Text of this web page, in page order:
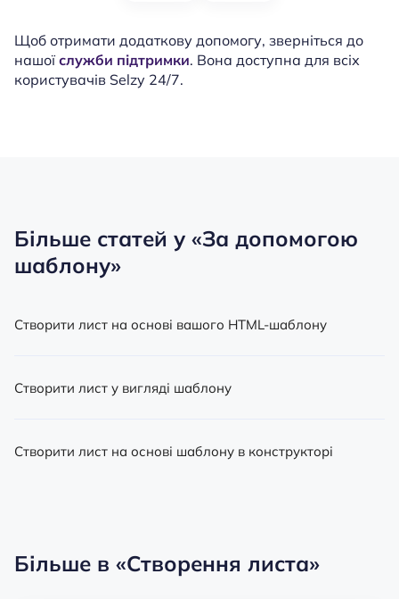
Щоб отримати додаткову допомогу, зверніться до
нашої служби підтримки. Вона доступна для всіх
користувачів Selzy 24/7.
Більше статей у «За допомогою
шаблону»
Створити лист на основі вашого HTML-шаблону
Створити лист у вигляді шаблону
Створити лист на основі шаблону в конструкторі
Більше в «Створення листа»